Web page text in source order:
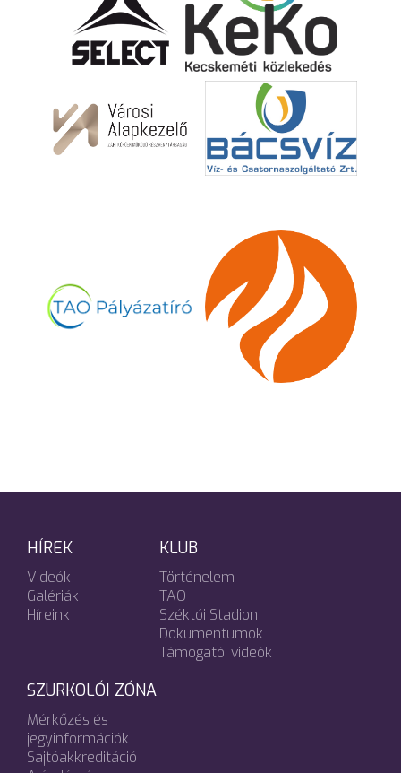
HÍREK
Videók
Galériák
Híreink
KLUB
Történelem
TAO
Széktói Stadion
Dokumentumok
Támogatói videók
SZURKOLÓI ZÓNA
Mérkőzés és
jegyinformációk
Sajtóakkreditáció